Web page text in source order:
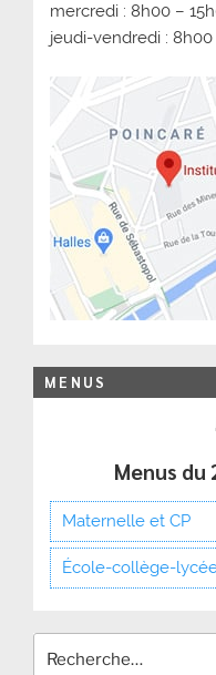
mercredi : 8h00 –
jeudi-vendredi : 8h00
MENUS
Menus
Maternelle et CP
École-collège-